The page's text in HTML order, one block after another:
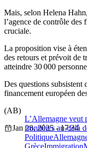
Mais, selon Helena
l’agence de contrôle des
cruciale.
La proposition vise à
des retours et prévoit de
atteindre 30 000
Des questions subsistent
financement européen
L’Allemagne veut
frontières au-delà
(AB)
Jan 28, 2025 - 17:34
Politique
GrèceImmigration